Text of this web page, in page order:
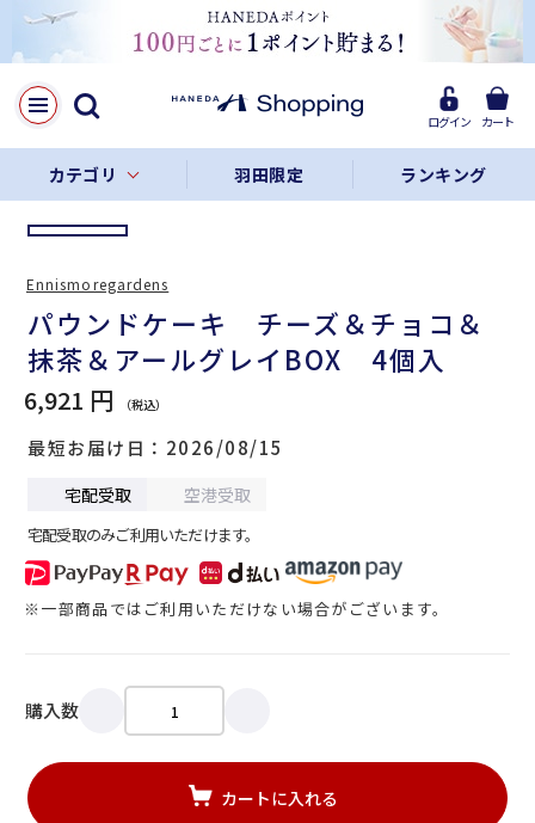
ログイン カート
カテゴリ 羽田限定 ランキング
LINE
Facebook
リンクをコピー
パウンドケーキ チーズ＆チョコ＆
抹茶＆アールグレイBOX 4個入
6,921 円
最短お届け日 2026/08/15
宅配受取 空港受取
宅配受取のみご利用いただけます。
※一部商品ではご利用いただけない場合がございます。
購入数
カートに入れる
Ennismoregardens